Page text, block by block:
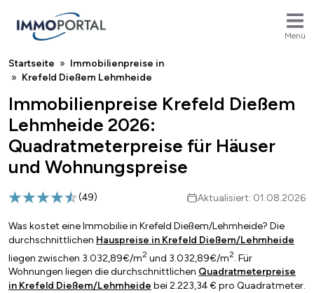
Menü
Breadcrumb
Startseite
Immobilienpreise in
Krefeld Dießem Lehmheide
Immobilienpreise Krefeld Dießem
Lehmheide 2026:
Quadratmeterpreise für Häuser
und Wohnungspreise
(49) Aktualisiert: 01.08.2026
Was kostet eine Immobilie in Krefeld Dießem/Lehmheide? Die
durchschnittlichen Hauspreise in Krefeld Dießem/Lehmheide
liegen zwischen 3.032,89€/m2 und 3.032,89€/m2. Für
Wohnungen liegen die durchschnittlichen Quadratmeterpreise
in Krefeld Dießem/Lehmheide bei 2.223,34 € pro Quadratmeter.